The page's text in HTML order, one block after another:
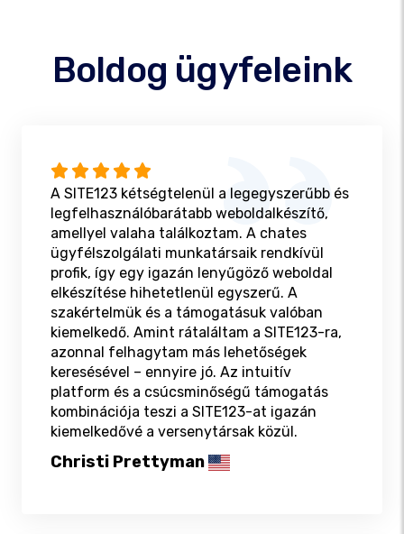
Boldog ügyfeleink
A SITE123 kétségtelenül a legegyszerűbb és
legfelhasználóbarátabb weboldalkészítő,
amellyel valaha találkoztam. A chates
ügyfélszolgálati munkatársaik rendkívül
profik, így egy igazán lenyűgöző weboldal
elkészítése hihetetlenül egyszerű. A
szakértelmük és a támogatásuk valóban
kiemelkedő. Amint rátaláltam a SITE123-ra,
azonnal felhagytam más lehetőségek
keresésével – ennyire jó. Az intuitív
platform és a csúcsminőségű támogatás
kombinációja teszi a SITE123-at igazán
kiemelkedővé a versenytársak közül.
Christi Prettyman